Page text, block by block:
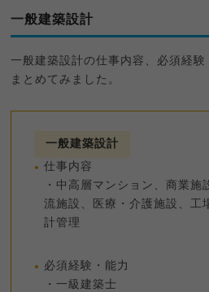
一般建築設計
一般建築設計の仕事内容、必須経
まとめてみました。
一般建築設計
仕事内容
・中高層マンション、商業施
流施設、医療・介護施設、工
計管理
必須経験・能力
・一級建築士